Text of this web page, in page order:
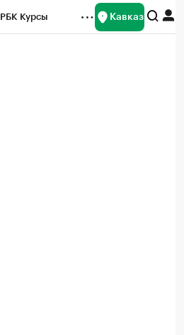
РБК Курсы Кавказ